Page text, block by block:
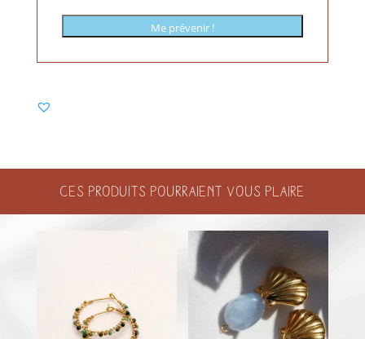
Me prévenir !
Ces produits pourraient vous plaire